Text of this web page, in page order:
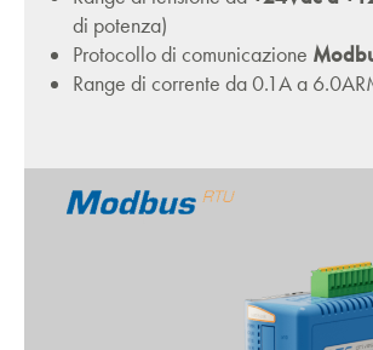
di potenza)
Protocollo di comunicazione
Range di corrente da 0.1A a